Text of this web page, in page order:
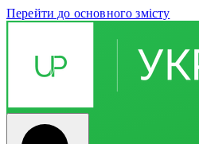
Перейти до основного змісту